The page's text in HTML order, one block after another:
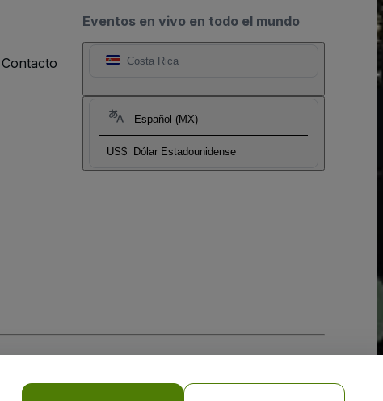
Eventos en vivo en todo el mundo
Costa Rica
Español (MX)
US$ Dólar Estadounidense
y de laPolítica de Privacidad para Móviles